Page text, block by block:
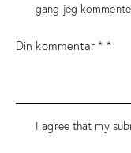
gang jeg
I agree that my